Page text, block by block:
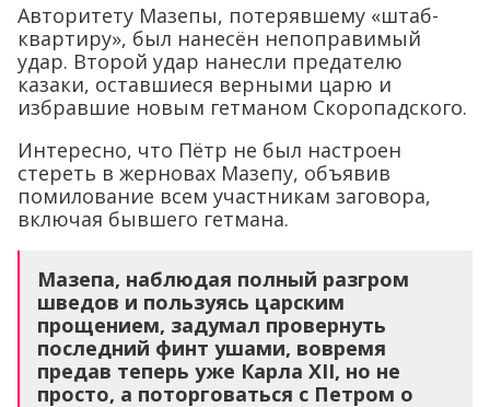
Авторитету Мазепы, потерявшему «штаб-
квартиру», был нанесён непоправимый
удар. Второй удар нанесли предателю
казаки, оставшиеся верными царю и
избравшие новым гетманом Скоропадского.
Интересно, что Пётр не был настроен
стереть в жерновах Мазепу, объявив
помилование всем участникам заговора,
включая бывшего гетмана.
Мазепа, наблюдая полный разгром
шведов и пользуясь царским
прощением, задумал провернуть
последний финт ушами, вовремя
предав теперь уже Карла XII, но не
просто, а поторговаться с Петром о